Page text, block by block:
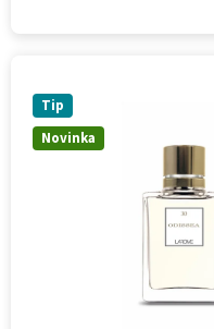
Novinka
Tip